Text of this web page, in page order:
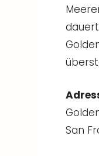
San